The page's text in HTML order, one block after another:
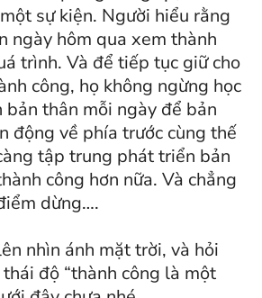
sự kiện. Người hiểu rằng
ngày hôm qua xem thành
trình. Và để tiếp tục giữ cho
công, họ không ngừng học
thân mỗi ngày để bản
động về phía trước cùng thế
tập trung phát triển bản
công hơn nữa. Và chẳng
dừng….
nhìn ánh mặt trời, và hỏi
độ “thành công là một